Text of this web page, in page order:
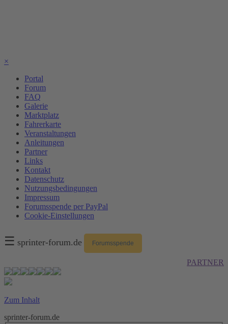
×
Portal
Forum
FAQ
Galerie
Marktplatz
Fahrerkarte
Veranstaltungen
Anleitungen
Partner
Links
Kontakt
Datenschutz
Nutzungsbedingungen
Impressum
Forumsspende per PayPal
Cookie-Einstellungen
☰ sprinter-forum.de Forumsspende
PARTNER
Zum Inhalt
sprinter-forum.de